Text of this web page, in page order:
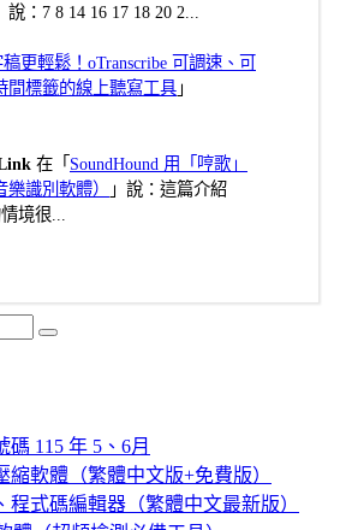
說：7 8 14 16 17 18 20 2...
更輕鬆！oTranscribe 可調速、可
間標籤的線上聽寫工具 」
在「 SoundHound 用「哼歌」
識別軟體）
」說：這篇介紹
境很...
Search
115 年 5、6月
縮軟體（繁體中文版+免費版）
程式碼編輯器（繁體中文最新版）